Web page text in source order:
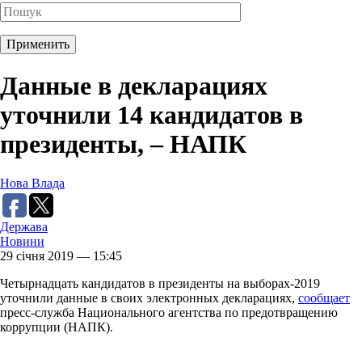
Данные в декларациях
уточнили 14 кандидатов в
президенты, – НАПК
Нова Влада
Держава
Новини
29 січня 2019 — 15:45
Четырнадцать кандидатов в президенты на выборах-2019
уточнили данные в своих электронных декларациях, сообщает
пресс-служба Национального агентства по предотвращению
коррупции (НАПК).